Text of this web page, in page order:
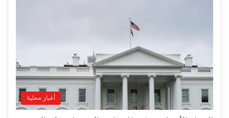
أخبار محلية